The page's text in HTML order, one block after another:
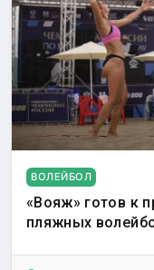
ВОЛЕЙБОЛ
«Вояж» готов к
пляжных